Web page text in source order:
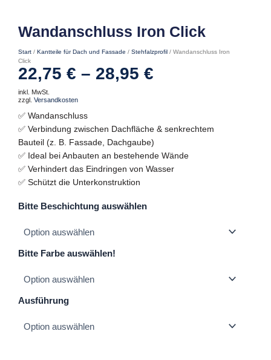
Wandanschluss Iron Click
Start / Kantteile für Dach und Fassade / Stehfalzprofil / Wandanschluss Iron
Click
22,75 € – 28,95 €
inkl. MwSt.
zzgl. Versandkosten
✅ Wandanschluss
✅ Verbindung zwischen Dachfläche & senkrechtem
Bauteil (z. B. Fassade, Dachgaube)
✅ Ideal bei Anbauten an bestehende Wände
✅ Verhindert das Eindringen von Wasser
✅ Schützt die Unterkonstruktion
Bitte Beschichtung auswählen
Bitte Farbe auswählen!
Ausführung
Wandanschluss
Click
Menge